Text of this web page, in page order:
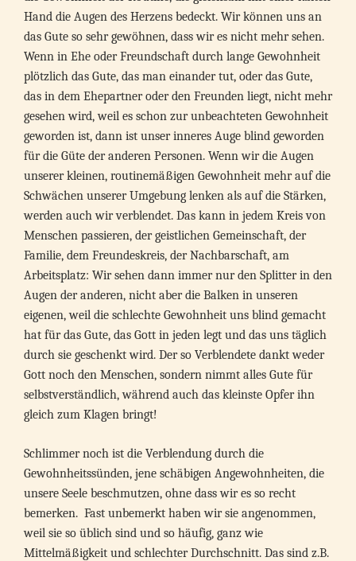
Hand die Augen des Herzens bedeckt. Wir können uns an
das Gute so sehr gewöhnen, dass wir es nicht mehr sehen.
Wenn in Ehe oder Freundschaft durch lange Gewohnheit
plötzlich das Gute, das man einander tut, oder das Gute,
das in dem Ehepartner oder den Freunden liegt, nicht mehr
gesehen wird, weil es schon zur unbeachteten Gewohnheit
geworden ist, dann ist unser inneres Auge blind geworden
für die Güte der anderen Personen. Wenn wir die Augen
unserer kleinen, routinemäßigen Gewohnheit mehr auf die
Schwächen unserer Umgebung lenken als auf die Stärken,
werden auch wir verblendet. Das kann in jedem Kreis von
Menschen passieren, der geistlichen Gemeinschaft, der
Familie, dem Freundeskreis, der Nachbarschaft, am
Arbeitsplatz: Wir sehen dann immer nur den Splitter in den
Augen der anderen, nicht aber die Balken in unseren
eigenen, weil die schlechte Gewohnheit uns blind gemacht
hat für das Gute, das Gott in jeden legt und das uns täglich
durch sie geschenkt wird. Der so Verblendete dankt weder
Gott noch den Menschen, sondern nimmt alles Gute für
selbstverständlich, während auch das kleinste Opfer ihn
gleich zum Klagen bringt!
Schlimmer noch ist die Verblendung durch die
Gewohnheitssünden, jene schäbigen Angewohnheiten, die
unsere Seele beschmutzen, ohne dass wir es so recht
bemerken. Fast unbemerkt haben wir sie angenommen,
weil sie so üblich sind und so häufig, ganz wie
Mittelmäßigkeit und schlechter Durchschnitt. Das sind z.B.